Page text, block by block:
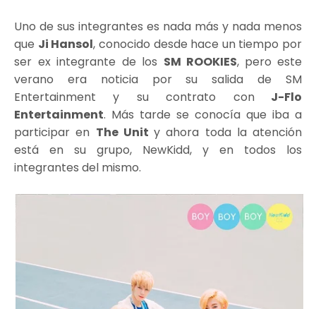
Uno de sus integrantes es nada más y nada menos
que Ji Hansol, conocido desde hace un tiempo por
ser ex integrante de los SM ROOKIES, pero este
verano era noticia por su salida de SM
Entertainment y su contrato conJ-Flo
Entertainment. Más tarde se conocía que iba a
participar en The Unit y ahora toda la atención
está en su grupo, NewKidd, y en todos los
integrantes del mismo.